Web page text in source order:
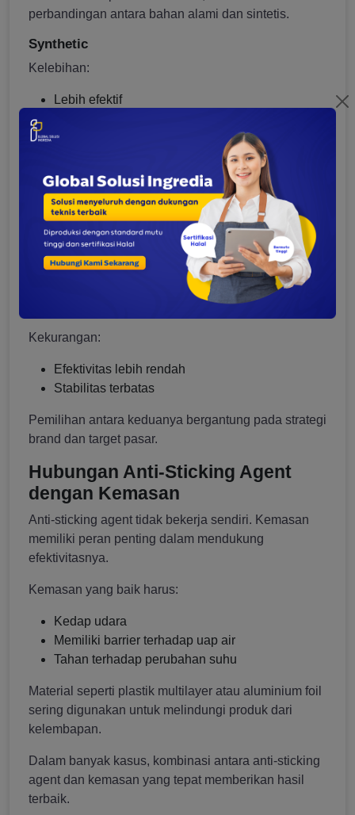
perbandingan antara bahan alami dan sintetis.
Synthetic
Kelebihan:
Lebih efektif
Biaya lebih rendah
Kurang menarik untuk label alami
Natural
Kelebihan:
Lebih disukai konsumen
Kekurangan:
Efektivitas lebih rendah
Stabilitas terbatas
Pemilihan antara keduanya bergantung pada strategi
brand dan target pasar.
Hubungan Anti-Sticking Agent
dengan Kemasan
Anti-sticking agent tidak bekerja sendiri. Kemasan
memiliki peran penting dalam mendukung
efektivitasnya.
Kemasan yang baik harus:
Kedap udara
Memiliki barrier terhadap uap air
Tahan terhadap perubahan suhu
Material seperti plastik multilayer atau aluminium foil
sering digunakan untuk melindungi produk dari
kelembapan.
Dalam banyak kasus, kombinasi antara anti-sticking
agent dan kemasan yang tepat memberikan hasil
terbaik.